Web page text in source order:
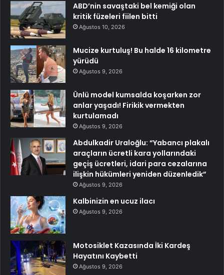
ABD’nin savaştaki bel kemiği olan
kritik füzeleri fiilen bitti
Ağustos 10, 2026
Mucize kurtuluş! Bu halde 16 kilometre
yürüdü
Ağustos 9, 2026
Ünlü model kumsalda koşarken zor
anlar yaşadı! Firikik vermekten
kurtulamadı
Ağustos 9, 2026
Abdulkadir Uraloğlu: “Yabancı plakalı
araçların ücretli kara yollarındaki
geçiş ücretleri, idari para cezalarına
ilişkin hükümleri yeniden düzenledik”
Ağustos 9, 2026
Kalbinizin en ucuz ilacı
Ağustos 9, 2026
Motosiklet Kazasında İki Kardeş
Hayatını Kaybetti
Ağustos 9, 2026